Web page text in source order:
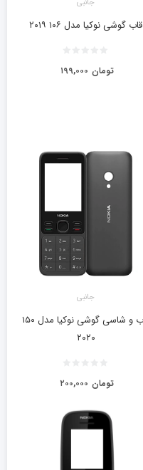
جانبی
قاب گوشی نوکیا مدل ۱۰۶ ۲۰۱۹
۱۹۹,۰۰۰ تومان
جانبی
قاب و شاسی گوشی نوکیا مدل ۱۵۰
۲۰۲۰
۲۰۰,۰۰۰ تومان